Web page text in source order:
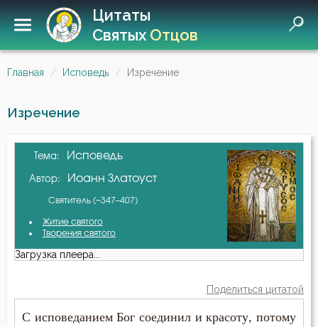
Цитаты
СвятыхОтцов
Главная Исповедь Изречение
Изречение
Тема: Исповедь
Автор: Иоанн Златоуст
Святитель (~347–407)
Житие святого
Творения святого
Загрузка плеера...
Поделиться цитатой
С исповеданием Бог соединил и красоту, потому